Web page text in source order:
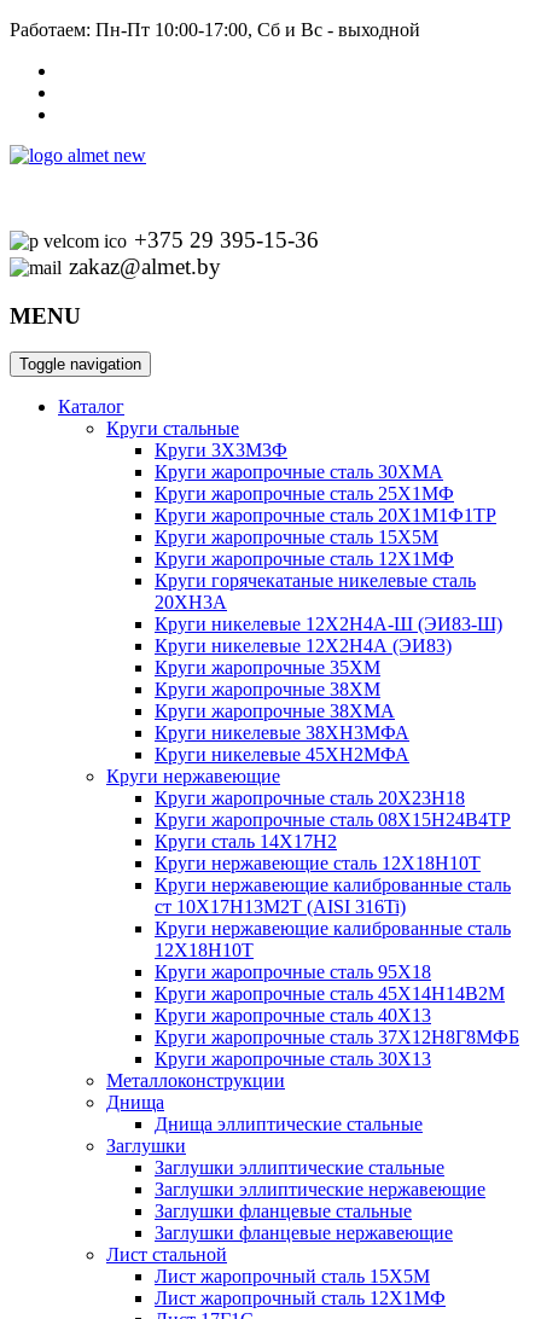
Работаем: Пн-Пт 10:00-17:00, Сб и Вс - выходной
+375 29 395-15-36
zakaz@almet.by
MENU
Toggle navigation
Каталог
Круги стальные
Круги 3Х3М3Ф
Круги жаропрочные сталь 30ХМА
Круги жаропрочные сталь 25Х1МФ
Круги жаропрочные сталь 20Х1М1Ф1ТР
Круги жаропрочные сталь 15Х5М
Круги жаропрочные сталь 12Х1МФ
Круги горячекатаные никелевые сталь
20ХН3А
Круги никелевые 12Х2Н4А-Ш (ЭИ83-Ш)
Круги никелевые 12Х2Н4А (ЭИ83)
Круги жаропрочные 35ХМ
Круги жаропрочные 38ХМ
Круги жаропрочные 38ХМА
Круги никелевые 38XH3MФА
Круги никелевые 45ХН2МФА
Круги нержавеющие
Круги жаропрочные сталь 20Х23Н18
Круги жаропрочные сталь 08Х15Н24В4ТР
Круги сталь 14Х17Н2
Круги нержавеющие сталь 12Х18Н10Т
Круги нержавеющие калиброванные сталь
ст 10Х17Н13М2Т (AISI 316Ti)
Круги нержавеющие калиброванные сталь
12Х18Н10Т
Круги жаропрочные сталь 95Х18
Круги жаропрочные сталь 45Х14Н14В2М
Круги жаропрочные сталь 40Х13
Круги жаропрочные сталь 37Х12Н8Г8МФБ
Круги жаропрочные сталь 30Х13
Металлоконструкции
Днища
Днища эллиптические стальные
Заглушки
Заглушки эллиптические стальные
Заглушки эллиптические нержавеющие
Заглушки фланцевые стальные
Заглушки фланцевые нержавеющие
Лист стальной
Лист жаропрочный сталь 15Х5М
Лист жаропрочный сталь 12Х1МФ